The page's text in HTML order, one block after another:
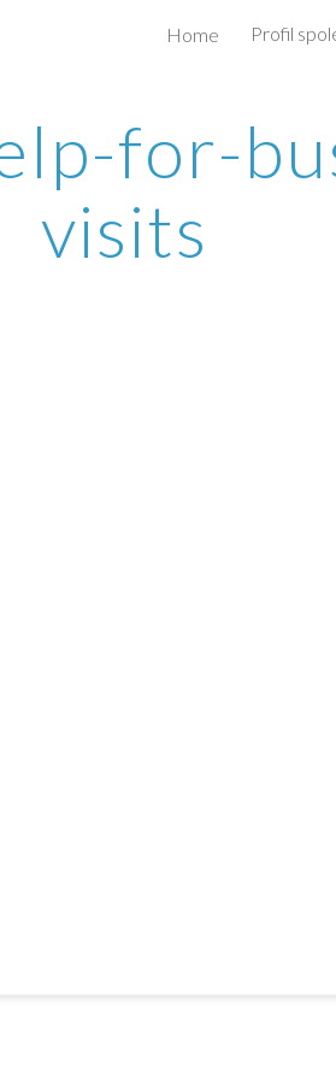
Skip to
Home Profil
for-
visits